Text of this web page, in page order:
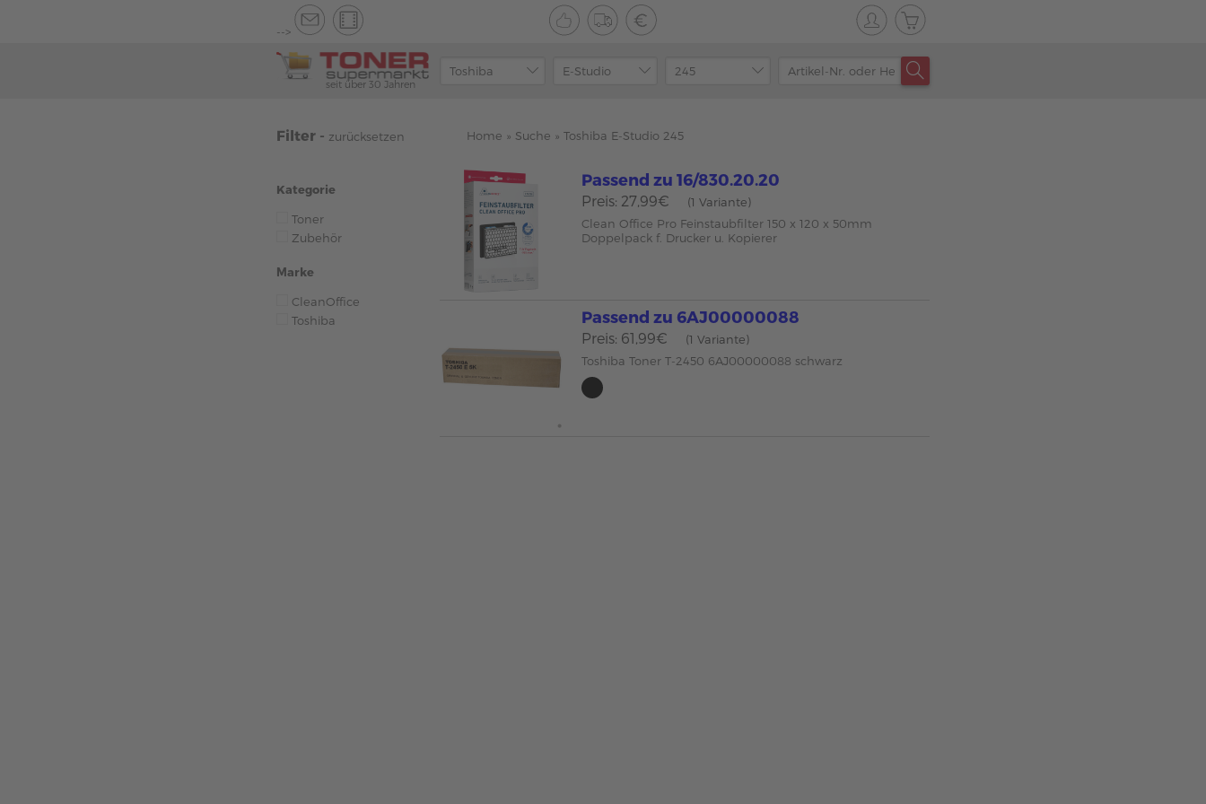
-->
seit über 30 Jahren
Filter - zurücksetzen
Kategorie
Toner
Zubehör
Marke
CleanOffice
Toshiba
Home » Suche » Toshiba E-Studio 245
Passend zu 16/830.20.20
Preis: 27,99€
(1 Variante)
Clean Office Pro Feinstaubfilter 150 x 120 x 50mm
Doppelpack f. Drucker u. Kopierer
Passend zu 6AJ00000088
Preis: 61,99€
(1 Variante)
Toshiba Toner T-2450 6AJ00000088 schwarz